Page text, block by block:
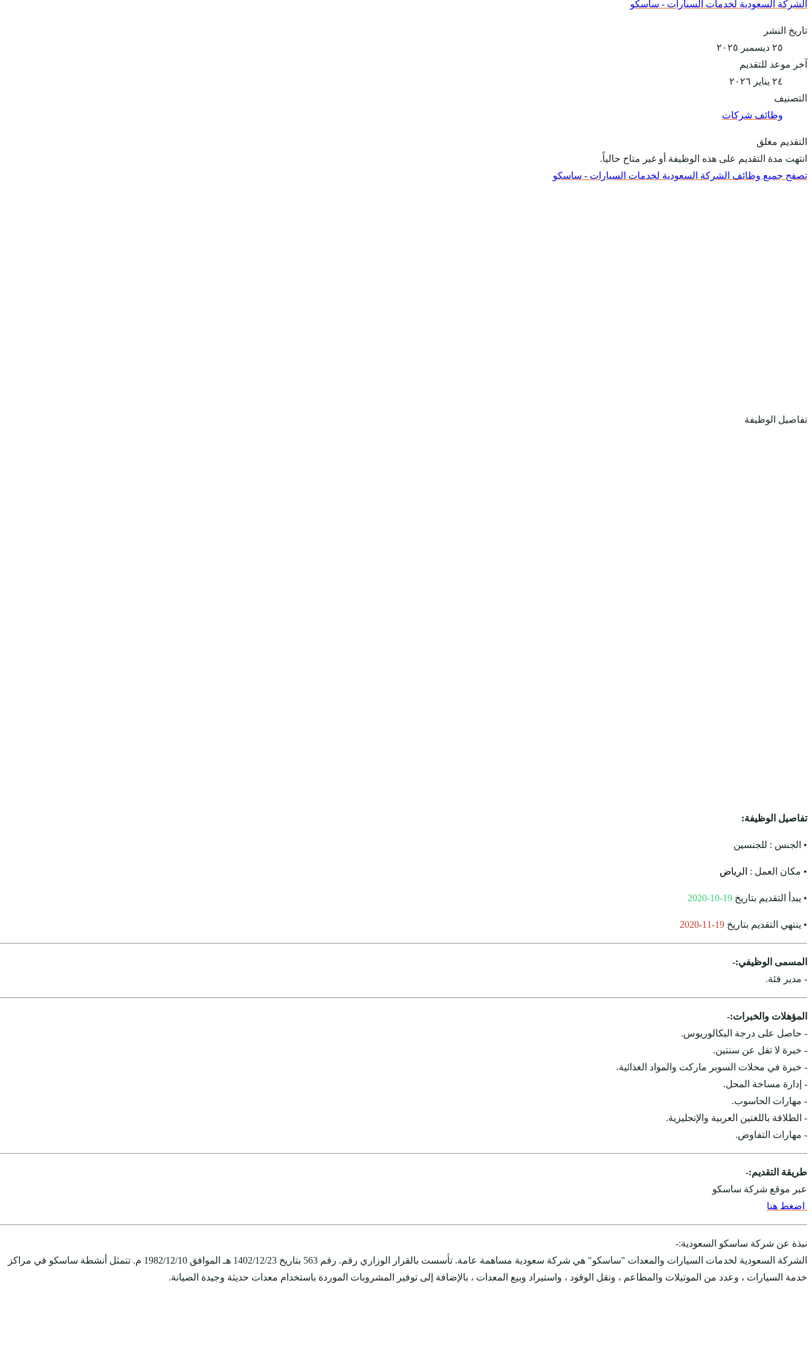
الشركة السعودية لخدمات السيارات - ساسكو
تاريخ النشر
٢٥ ديسمبر ٢٠٢٥
آخر موعد للتقديم
٢٤ يناير ٢٠٢٦
التصنيف
وظائف شركات
التقديم مغلق
انتهت مدة التقديم على هذه الوظيفة أو غير متاح حالياً.
تصفح جميع وظائف الشركة السعودية لخدمات السيارات - ساسكو
تفاصيل الوظيفة
تفاصيل الوظيفة:
• الجنس : للجنسين
• مكان العمل : الرياض
• يبدأ التقديم بتاريخ
• ينتهي التقديم بتاريخ 19-11-2020
المسمى الوظيفي:-
- مدير فئة.
المؤهلات والخبرات:-
- حاصل على درجة البكالوريوس.
- خبرة لا تقل عن سنتين.
- خبرة في محلات السوبر ماركت والمواد الغذائية.
- إدارة مساحة المحل.
- مهارات الحاسوب.
- الطلاقة باللغتين العربية والإنجليزية.
- مهارات التفاوض.
طريقة التقديم:-
عبر موقع شركة ساسكو
اضغط هنا
نبذة عن شركة ساسكو السعودية:-
الشركة السعودية لخدمات السيارات والمعدات "ساسكو" هي شركة سعودية مساهمة عامة. تأسست بالقرار الوزاري رقم. رقم 563 بتاريخ 1402/12/23 هـ الموافق 1982/12/10 م. تتمثل أنشطة ساسكو في مراكز
خدمة السيارات ، وعدد من الموتيلات والمطاعم ، ونقل الوقود ، واستيراد وبيع المعدات ، بالإضافة إلى توفير المشروبات الموردة باستخدام معدات حديثة وجيدة الصيانة.